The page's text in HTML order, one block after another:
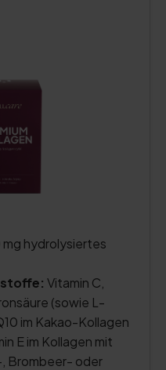
hydrolysiertes
Vitamin C,
(sowie L-
im Kakao-Kollagen
E im Kollagen mit
Brombeer- oder